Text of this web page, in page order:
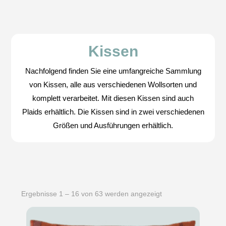
Kissen
Nachfolgend finden Sie eine umfangreiche Sammlung
von Kissen, alle aus verschiedenen Wollsorten und
komplett verarbeitet. Mit diesen Kissen sind auch
Plaids erhältlich. Die Kissen sind in zwei verschiedenen
Größen und Ausführungen erhältlich.
Ergebnisse 1 – 16 von 63 werden angezeigt